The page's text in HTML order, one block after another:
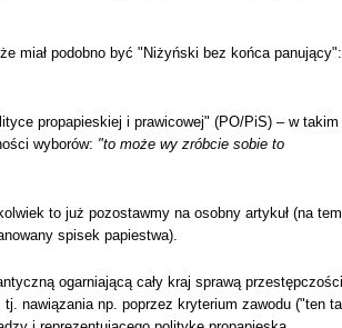
miał podobno być "Niżyński bez końca panujący":
propapieskiej i prawicowej" (PO/PiS) – w takim
wyborów: "to może wy zróbcie sobie to
to już pozostawmy na osobny artykuł (na
spisek papiestwa).
ogarniającą cały kraj sprawą przestępczości
nawiązania np. poprzez kryterium zawodu ("ten